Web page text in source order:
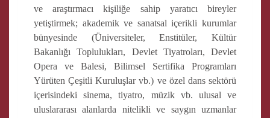
ve araştırmacı kişiliğe sahip yaratıcı bireyler
yetiştirmek; akademik ve sanatsal içerikli kurumlar
bünyesinde (Üniversiteler, Enstitüler, Kültür
Bakanlığı Toplulukları, Devlet Tiyatroları, Devlet
Opera ve Balesi, Bilimsel Sertifika Programları
Yürüten Çeşitli Kuruluşlar vb.) ve özel dans sektörü
içerisindeki sinema, tiyatro, müzik vb. ulusal ve
uluslararası alanlarda nitelikli ve saygın uzmanlar